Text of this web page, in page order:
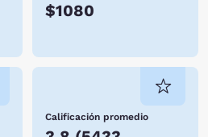
$1080
Calificación promedio